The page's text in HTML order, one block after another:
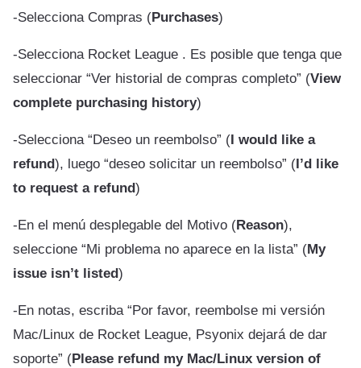
-Selecciona Compras (Purchases)
-Selecciona Rocket League . Es posible que tenga que
seleccionar “Ver historial de compras completo” (View
complete purchasing history)
-Selecciona “Deseo un reembolso” (I would like a
refund), luego “deseo solicitar un reembolso” (I’d like
to request a refund)
-En el menú desplegable del Motivo (Reason),
seleccione “Mi problema no aparece en la lista” (My
issue isn’t listed)
-En notas, escriba “Por favor, reembolse mi versión
Mac/Linux de Rocket League, Psyonix dejará de dar
soporte” (Please refund my Mac/Linux version of